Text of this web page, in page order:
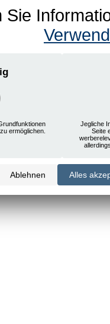
Sie
ermöglichen.
Jegliche
Seite
Ablehnen Alles